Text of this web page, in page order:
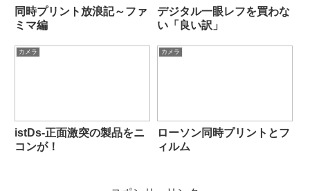
同時プリント放浪記～ファ
ミマ編
デジタル一眼レフを買わな
い「良い訳」
カメラ
istDs-正面激突の製品をニ
コンが！
カメラ
ローソン同時プリントとフ
ィルム